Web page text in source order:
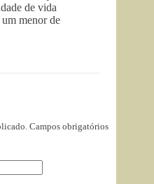
de vida
menor de
Campos obrigatórios